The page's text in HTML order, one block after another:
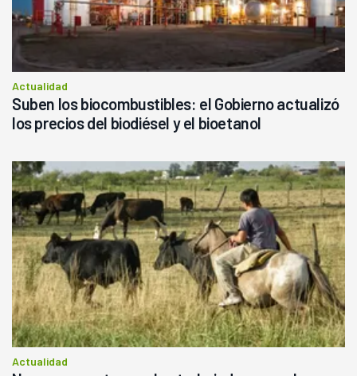
Actualidad
Suben los biocombustibles: el Gobierno actualizó
los precios del biodiésel y el bioetanol
Actualidad